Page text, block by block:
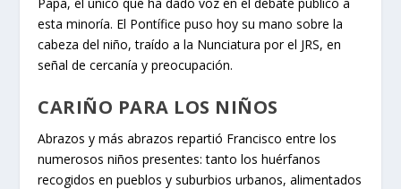
Papa, el único que ha dado voz en el debate público a
esta minoría. El Pontífice puso hoy su mano sobre la
cabeza del niño, traído a la Nunciatura por el JRS, en
señal de cercanía y preocupación.
CARIÑO PARA LOS NIÑOS
Abrazos y más abrazos repartió Francisco entre los
numerosos niños presentes: tanto los huérfanos
recogidos en pueblos y suburbios urbanos, alimentados